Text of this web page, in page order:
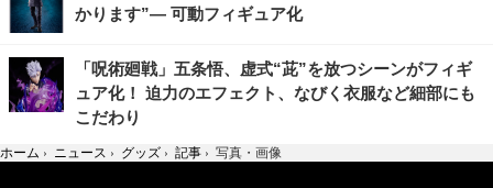
かります”― 可動フィギュア化
「呪術廻戦」五条悟、虚式“茈”を放つシーンがフィギ
ュア化！ 迫力のエフェクト、なびく衣服など細部にも
こだわり
ホーム › ニュース › グッズ › 記事 › 写真・画像